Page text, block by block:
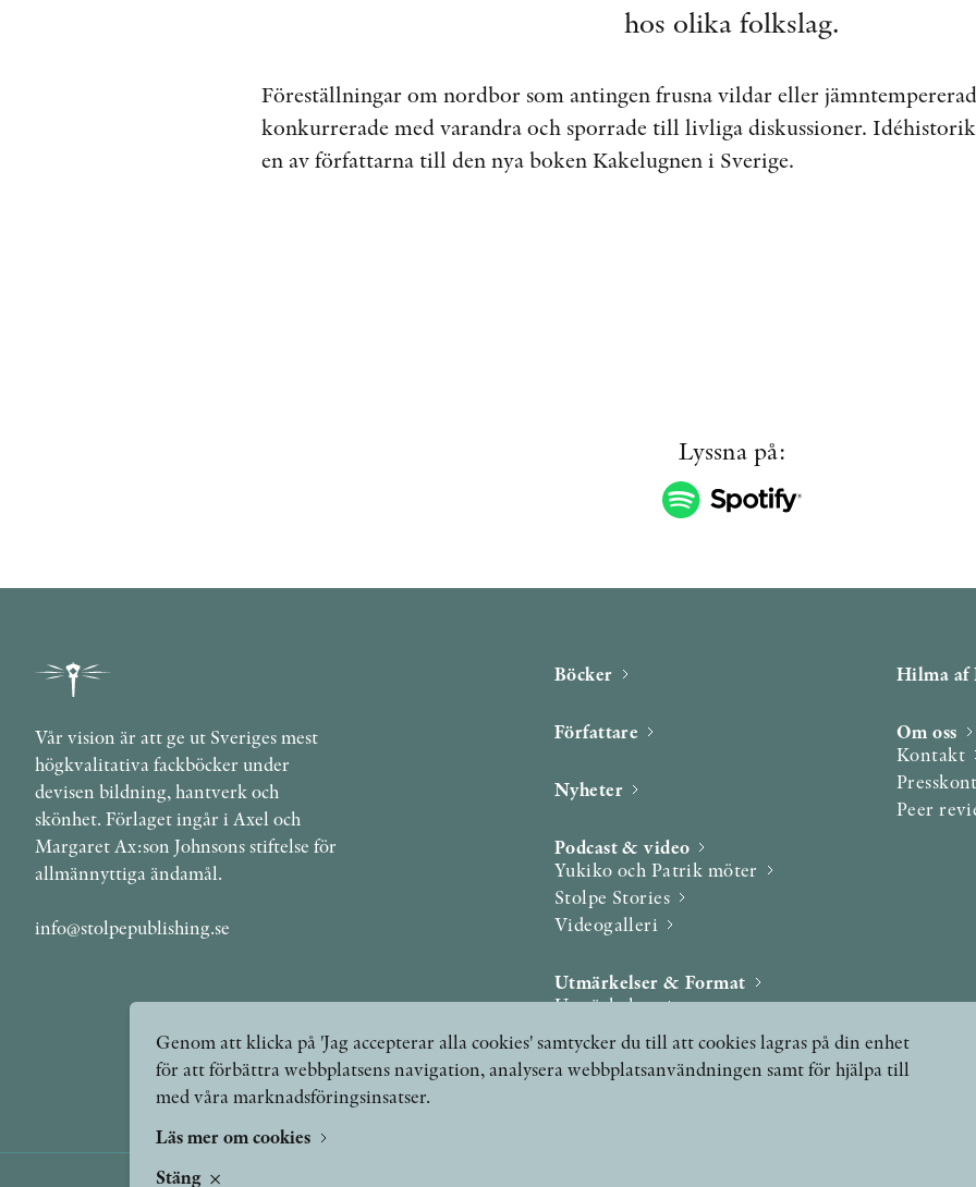
hos olika folkslag.
Föreställningar om nordbor som antingen frusna vildar eller
konkurrerade med varandra och sporrade till livliga diskussioner.
en av författarna till den nya boken Kakelugnen i Sverige.
Lyssna på:
Vår vision är att ge ut Sveriges mest
högkvalitativa fackböcker under
devisen bildning, hantverk och
skönhet. Förlaget ingår i Axel och
Margaret Ax:son Johnsons stiftelse för
allmännyttiga ändamål.
info@stolpepublishing.se
Böcker
Författare
Nyheter
Podcast & video
Yukiko och Patrik möter
Stolpe Stories
Videogalleri
Utmärkelser & Format
Utmärkelser
Övriga format
Hilma
Om oss
Kontakt
Peer
Genom att klicka på 'Jag accepterar alla cookies' samtycker du till att cookies lagras på din enhet
för att förbättra webbplatsens navigation, analysera webbplatsanvändningen samt för hjälpa till
med våra marknadsföringsinsatser.
Läs mer om cookies
Stäng